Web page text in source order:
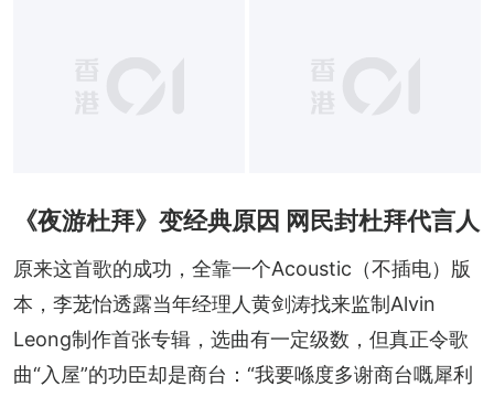
《夜游杜拜》变经典原因 网民封杜拜代言人
原来这首歌的成功，全靠一个Acoustic（不插电）版
本，李茏怡透露当年经理人黄剑涛找来监制Alvin
Leong制作首张专辑，选曲有一定级数，但真正令歌
曲“入屋”的功臣却是商台：“我要喺度多谢商台嘅犀利